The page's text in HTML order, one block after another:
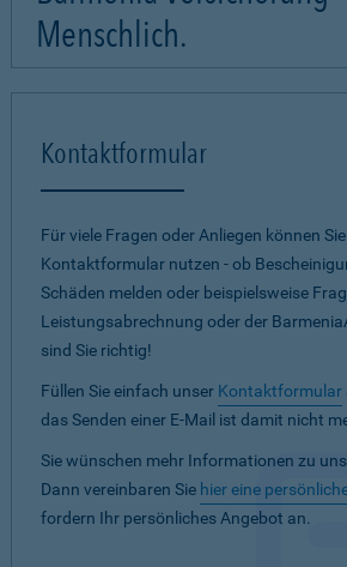
Menschlich.
Kontaktformular
Für viele Fragen oder Anliegen können
Kontaktformular nutzen - ob
Schäden melden oder beispielsweise
Leistungsabrechnung oder der
sind Sie richtig!
Füllen Sie einfach unser Kontaktformular
das Senden einer E-Mail ist damit nicht
Sie wünschen mehr Informationen zu
Dann vereinbaren Sie hier eine
fordern Ihr persönliches Angebot an.